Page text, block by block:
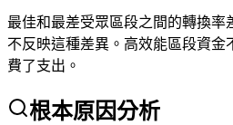
最佳和最差受眾區段之間的轉換率
不反映這種差異。高效能區段資金
費了支出。
根本原因分析